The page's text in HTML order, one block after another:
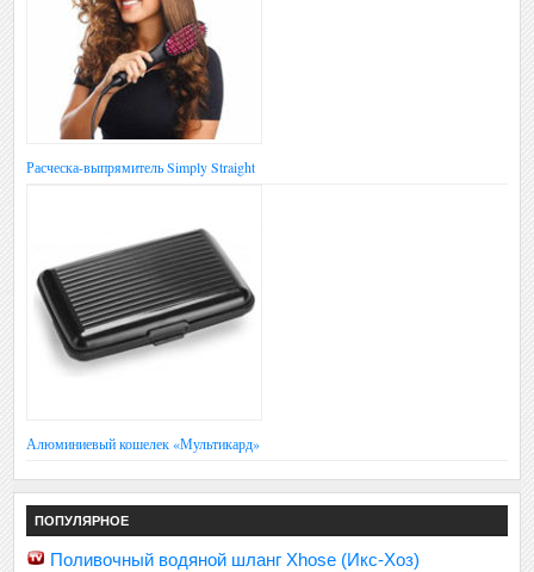
Расческа-выпрямитель Simply Straight
Алюминиевый кошелек «Мультикард»
ПОПУЛЯРНОЕ
Поливочный водяной шланг Xhose (Икс-Хоз)